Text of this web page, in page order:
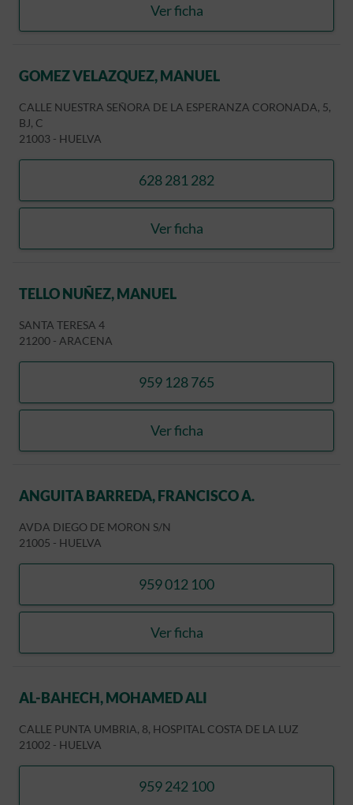
Ver ficha
CARBALLAR RINCON,
GOMEZ VELAZQUEZ, MANUEL
CALLE NUESTRA SEÑORA DE LA ESPERANZA CORONADA, 5,
BJ, C
21003 - HUELVA
628 281 282
llamar GOMEZ
Ver ficha
GOMEZ VELAZQUEZ,
TELLO NUÑEZ, MANUEL
SANTA TERESA 4
21200 - ARACENA
959 128 765
llamar TELLO NUÑEZ,
Ver ficha
TELLO NUÑEZ, MANUEL
ANGUITA BARREDA, FRANCISCO A.
AVDA DIEGO DE MORON S/N
21005 - HUELVA
959 012 100
llamar ANGUITA
Ver ficha
ANGUITA BARREDA,
AL-BAHECH, MOHAMED ALI
CALLE PUNTA UMBRIA, 8, HOSPITAL COSTA DE LA LUZ
21002 - HUELVA
959 242 100
llamar AL-BAHECH,